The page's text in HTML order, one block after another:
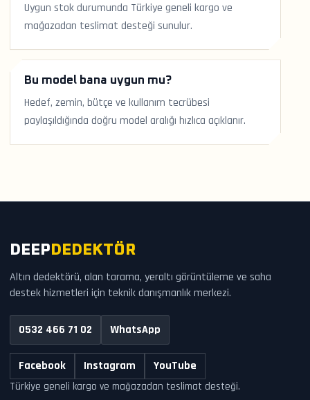
Uygun stok durumunda Türkiye geneli kargo ve
mağazadan teslimat desteği sunulur.
Bu model bana uygun mu?
Hedef, zemin, bütçe ve kullanım tecrübesi
paylaşıldığında doğru model aralığı hızlıca açıklanır.
DEEP DEDEKTÖR
Altın dedektörü, alan tarama, yeraltı görüntüleme ve saha
destek hizmetleri için teknik danışmanlık merkezi.
0532 466 71 02 WhatsApp
Facebook Instagram YouTube
Türkiye geneli kargo ve mağazadan teslimat desteği.